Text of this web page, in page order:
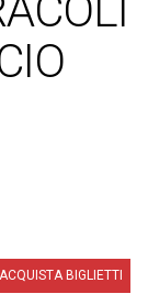
ACQUISTA BIGLIETTI